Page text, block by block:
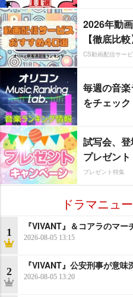
2026年動
【徹底比較
CS動画配信サー
毎週の音
をチェック
試写会、
プレゼント
プレゼント特集
ドラマニュ
1
『VIVANT』＆コアラのマー
2026-08-05 13:15
2
『VIVANT』公安刑事が意味
2026-08-05 13:20